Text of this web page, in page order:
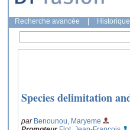
Recherche avancée
Species delimitation
par Benounou, Maryeme